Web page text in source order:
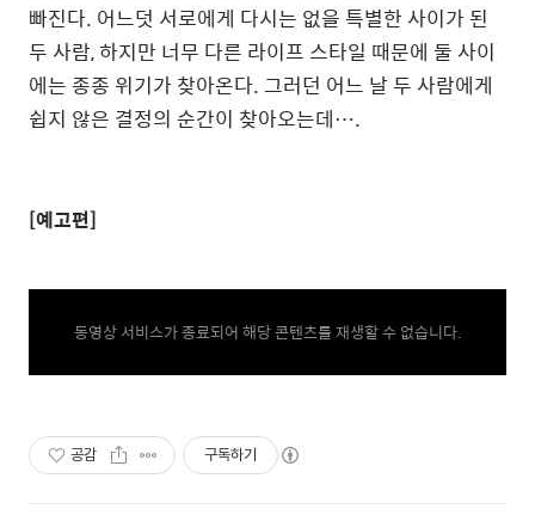
빠진다. 어느덧 서로에게 다시는 없을 특별한 사이가 된
두 사람, 하지만 너무 다른 라이프 스타일 때문에 둘 사이
에는 종종 위기가 찾아온다. 그러던 어느 날 두 사람에게
쉽지 않은 결정의 순간이 찾아오는데….
[예고편]
동영상 서비스가 종료되어 해당 콘텐츠를 재생할 수 없습니다.
공감 구독하기